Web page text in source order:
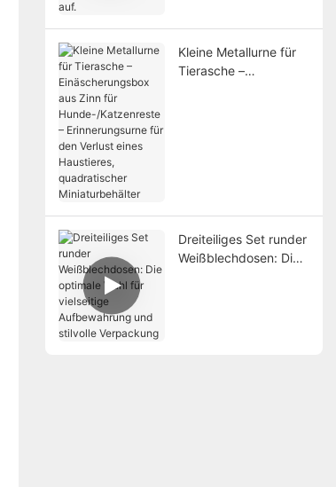
Kleine Metallurne für
Tierasche –
Miniaturbehälter
Dreiteiliges Set runder
Weißblechdosen: Die